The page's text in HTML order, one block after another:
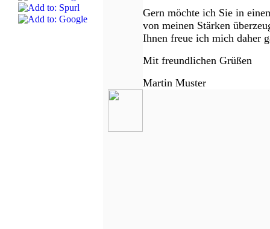
Gern möchte ich Sie in
von meinen Stärken
Ihnen freue ich mich daher
Mit freundlichen Grüßen
Martin Muster